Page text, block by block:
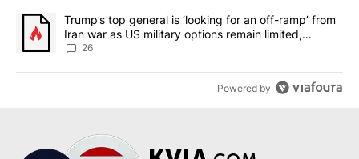
A trending article titled "Trump’s top general is ‘looking for an
Trump’s top general is ‘looking for an off-ramp’ from
Iran war as US military options remain limited,
sources say
26
Powered by